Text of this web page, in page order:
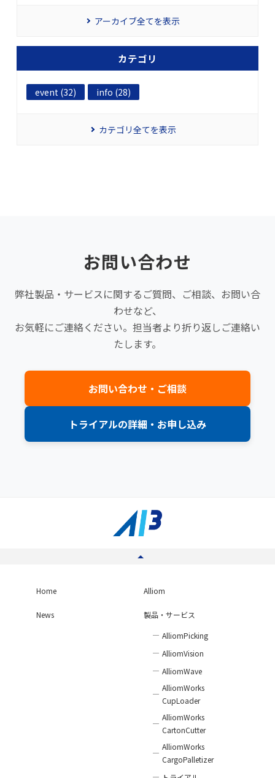
アーカイブ全てを表示
カテゴリ
event (32) info (28)
カテゴリ全てを表示
お問い合わせ
弊社製品・サービスに関するご質問、ご相談、お問い合
わせなど、
お気軽にご連絡ください。担当者より折り返しご連絡い
たします。
お問い合わせ・ご相談
トライアルの詳細・お申し込み
Home
News
Alliom
製品・サービス
AlliomPicking
AlliomVision
AlliomWave
AlliomWorks
CupLoader
AlliomWorks
CartonCutter
AlliomWorks
CargoPalletizer